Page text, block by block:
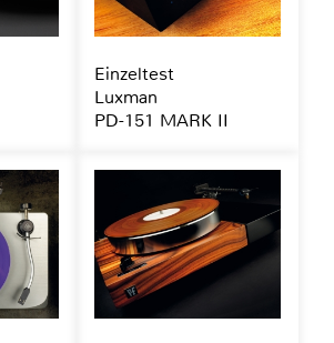
Einzeltest
Luxman
PD-151 MARK II